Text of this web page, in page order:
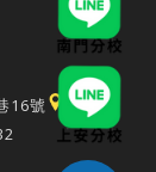
16號